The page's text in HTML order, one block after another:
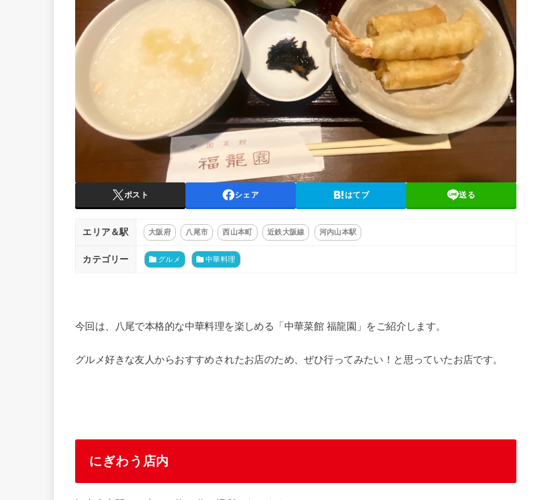
ポスト シェア はてブ 送る
エリア＆駅 大阪府 八尾市 西山本町 近鉄大阪線 河内山本駅
カテゴリー グルメ 中華料理
今回は、八尾で本格的な中華料理を楽しめる「中華菜館 福龍園」をご紹介します。
グルメ好きな友人からおすすめされたお店のため、ぜひ行ってみたい！と思っていたお店です。
にぎわう店内